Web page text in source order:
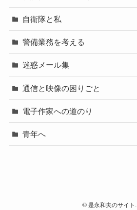
自衛隊と私
警備業務を考える
迷惑メール集
通信と映像の困りごと
電子作家への道のり
青年へ
©是永和夫のサイト.